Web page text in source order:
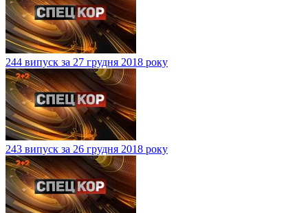
244 випуск за 27 грудня 2018 року
243 випуск за 26 грудня 2018 року